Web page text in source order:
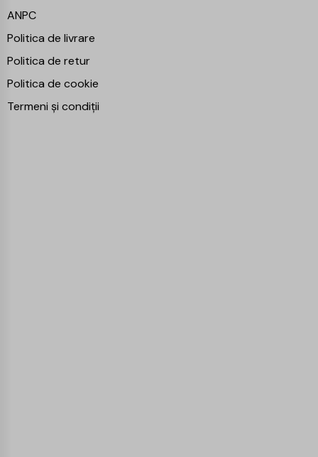
ANPC
Politica de livrare
Politica de retur
Politica de cookie
Termeni și condiții